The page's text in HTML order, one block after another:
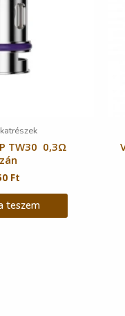
TW30 0,3Ω
Ft
teszem